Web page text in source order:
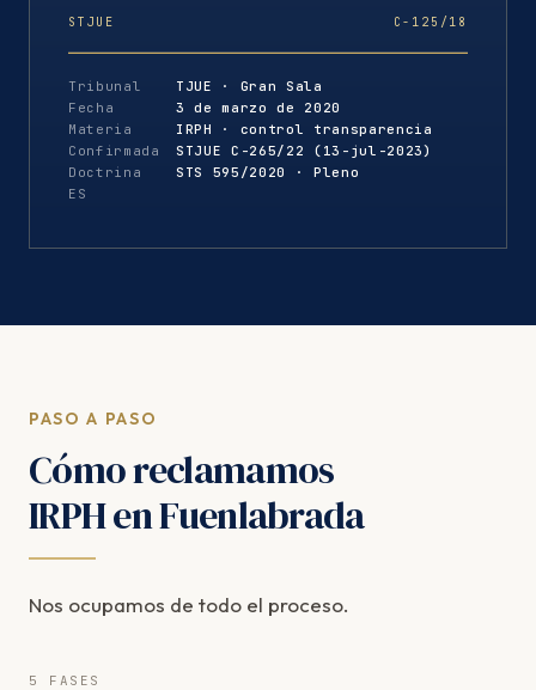
STJUE C-125/18
Tribunal
TJUE · Gran Sala
Fecha
3 de marzo de 2020
Materia
IRPH · control transparencia
Confirmada
STJUE C-265/22 (13-jul-2023)
Doctrina
ES
STS 595/2020 · Pleno
PASO A PASO
Cómo reclamamos
IRPH en Fuenlabrada
Nos ocupamos de todo el proceso.
5 FASES